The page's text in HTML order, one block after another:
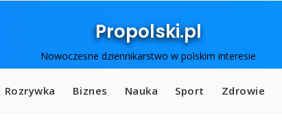
Propolski.pl
Nowoczesne dziennikarstwo w polskim interesie
Rozrywka Biznes Nauka Sport Zdrowie